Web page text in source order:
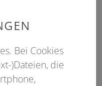
Bei Cookies
)Dateien, die